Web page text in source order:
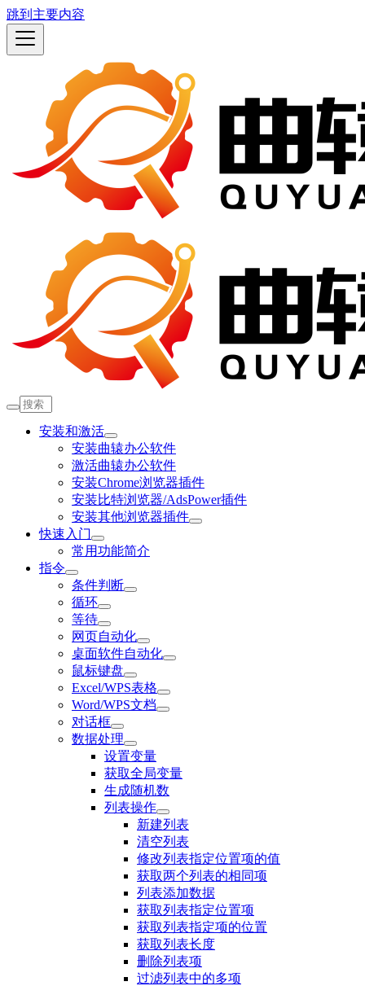
跳到主要内容
安装和激活
安装曲辕办公软件
激活曲辕办公软件
安装Chrome浏览器插件
安装比特浏览器/AdsPower插件
安装其他浏览器插件
快速入门
常用功能简介
指令
条件判断
循环
等待
网页自动化
桌面软件自动化
鼠标键盘
Excel/WPS表格
Word/WPS文档
对话框
数据处理
设置变量
获取全局变量
生成随机数
列表操作
新建列表
清空列表
修改列表指定位置项的值
获取两个列表的相同项
列表添加数据
获取列表指定位置项
获取列表指定项的位置
获取列表长度
删除列表项
过滤列表中的多项